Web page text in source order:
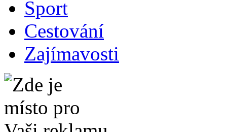
Sport
Cestování
Zajímavosti